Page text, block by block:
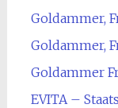
Goldammer,
Goldammer,
Goldammer
EVITA –